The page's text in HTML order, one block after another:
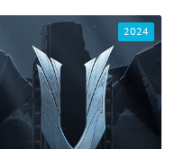
2024